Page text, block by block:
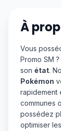
À
Vous
Promo SM
son état.
Pokémon
rapidement
communes
possédez
optimiser